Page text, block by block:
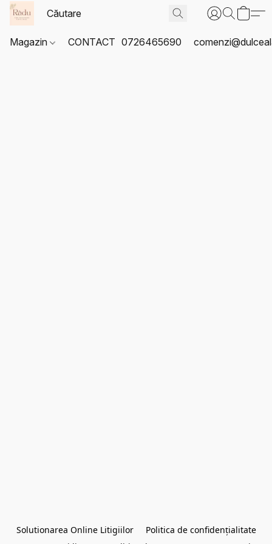
Magazin CONTACT 0726465690
Solutionarea Online Litigiilor
Politica de confidențialitate